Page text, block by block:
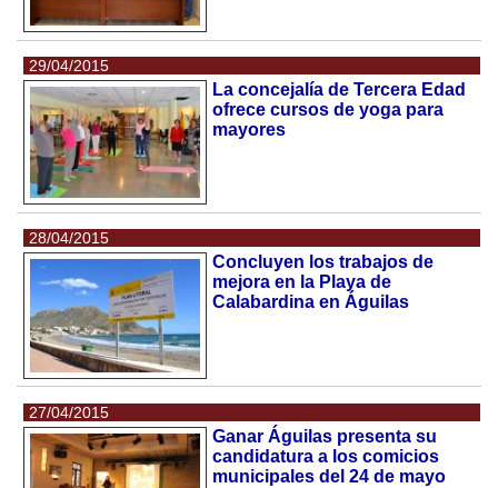
29/04/2015
La concejalía de Tercera Edad
ofrece cursos de yoga para
mayores
28/04/2015
Concluyen los trabajos de
mejora en la Playa de
Calabardina en Águilas
27/04/2015
Ganar Águilas presenta su
candidatura a los comicios
municipales del 24 de mayo